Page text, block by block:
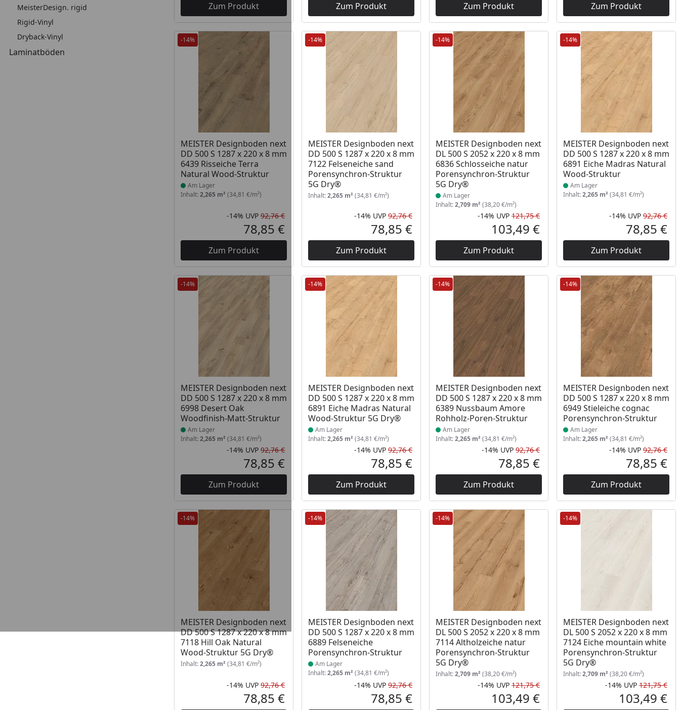
MeisterDesign. rigid
Rigid-Vinyl
Dryback-Vinyl
Laminatböden
Zum Produkt Zum Produkt Zum Produkt Zum Produkt
-14%
MEISTER Designboden next
DD 500 S 1287 x 220 x 8 mm
6439 Risseiche Terra
Natural Wood-Struktur
Produkt am Lager
Am Lager
Inhalt: 2,265 m² (34,81 €/m²)
Rabatt in Prozent
-14%
Ursprünglicher Preis
UVP 92,76 €
Aktueller Preis
78,85 €
Zum Produkt
-14%
MEISTER Designboden next
DD 500 S 1287 x 220 x 8 mm
7122 Felseneiche sand
Porensynchron-Struktur
5G Dry®
Inhalt:2,265 m² (34,81 €/m²)
Rabatt in Prozent
-14%
Ursprünglicher Preis
UVP 92,76 €
Aktueller Preis
78,85 €
Zum Produkt
-14%
MEISTER Designboden next
DL 500 S 2052 x 220 x 8 mm
6836 Schlosseiche natur
Porensynchron-Struktur
5G Dry®
Produkt am Lager
Am Lager
Inhalt:2,709 m² (38,20 €/m²)
Rabatt in Prozent
-14%
Ursprünglicher Preis
UVP 121,75 €
Aktueller Preis
103,49 €
Zum Produkt
-14%
MEISTER Designboden next
DD 500 S 1287 x 220 x 8 mm
6891 Eiche Madras Natural
Wood-Struktur
Produkt am Lager
Am Lager
Inhalt:2,265 m² (34,81 €/m²)
-14% UVP 92,76 €
78,85 €
Zum Produkt
-14%
MEISTER Designboden next
DD 500 S 1287 x 220 x 8 mm
6998 Desert Oak
Woodfinish-Matt-Struktur
Produkt am Lager
Am Lager
Inhalt: 2,265 m² (34,81 €/m²)
Rabatt in Prozent
-14%
Ursprünglicher Preis
UVP 92,76 €
Aktueller Preis
78,85 €
Zum Produkt
-14%
MEISTER Designboden next
DD 500 S 1287 x 220 x 8 mm
6891 Eiche Madras Natural
Wood-Struktur 5G Dry®
Produkt am Lager
Am Lager
Inhalt:2,265 m² (34,81 €/m²)
Rabatt in Prozent
-14%
Ursprünglicher Preis
UVP 92,76 €
Aktueller Preis
78,85 €
Zum Produkt
-14%
MEISTER Designboden next
DD 500 S 1287 x 220 x 8 mm
6389 Nussbaum Amore
Rohholz-Poren-Struktur
Produkt am Lager
Am Lager
Inhalt:2,265 m² (34,81 €/m²)
Rabatt in Prozent
-14%
Ursprünglicher Preis
UVP 92,76 €
Aktueller Preis
78,85 €
Zum Produkt
-14%
MEISTER Designboden next
DD 500 S 1287 x 220 x 8 mm
6949 Stieleiche cognac
Porensynchron-Struktur
Produkt am Lager
Am Lager
Inhalt:2,265 m² (34,81 €/m²)
-14% UVP 92,76 €
78,85 €
Zum Produkt
-14%
MEISTER Designboden next
DD 500 S 1287 x 220 x 8 mm
7118 Hill Oak Natural
Wood-Struktur 5G Dry®
Inhalt:2,265 m² (34,81 €/m²)
Rabatt in Prozent
-14%
Ursprünglicher Preis
UVP 92,76 €
Aktueller Preis
78,85 €
-14%
MEISTER Designboden next
DD 500 S 1287 x 220 x 8 mm
6889 Felseneiche
Porensynchron-Struktur
Produkt am Lager
Am Lager
Inhalt:2,265 m² (34,81 €/m²)
Rabatt in Prozent
-14%
Ursprünglicher Preis
UVP 92,76 €
Aktueller Preis
78,85 €
-14%
MEISTER Designboden next
DL 500 S 2052 x 220 x 8 mm
7114 Altholzeiche natur
Porensynchron-Struktur
5G Dry®
Inhalt:2,709 m² (38,20 €/m²)
Rabatt in Prozent
-14%
Ursprünglicher Preis
UVP 121,75 €
Aktueller Preis
103,49 €
-14%
MEISTER Designboden next
DL 500 S 2052 x 220 x 8 mm
7124 Eiche mountain white
Porensynchron-Struktur
5G Dry®
Inhalt:2,709 m² (38,20 €/m²)
-14% UVP 121,75 €
103,49 €